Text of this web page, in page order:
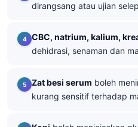
dirangsang atau ujian
CBC, natrium, kalium,
dehidrasi, senaman dan
Zat besi serum boleh
kurang sensitif terhadap